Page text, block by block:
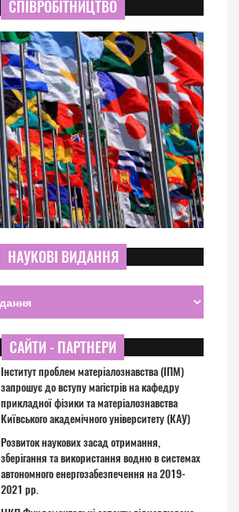
СПІВРОБІТНИЦТВО
НАУКОВІ ВИДАННЯ
САЙТИ - ПАРТНЕРИ
Інститут проблем матеріалознавства (ІПМ)
запрошує до вступу магістрів на кафедру
прикладної фізики та матеріалознавства
Київського академічного університету (КАУ)
Розвиток наукових засад отримання,
зберігання та використання водню в системах
автономного енергозабезпечення на 2019-
2021 рр.